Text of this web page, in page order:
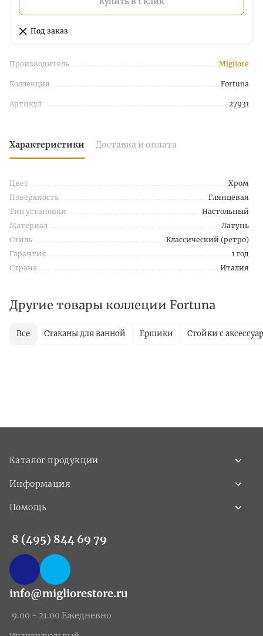
Под заказ
Производитель Migliore
Коллекция Fortuna
Артикул 27931
Характеристики Доставка и оплата
Цвет
Хром
Поверхность
Глянцевая
Тип установки
Настольный
Материал
Латунь
Стиль
Классический (ретро)
Гарантия
1 год
Страна
Италия
Другие товары коллеции Fortuna
Все Стаканы для ванной Ершики Стойки с
Каталог продукции
Информация
Помощь
8 (495) 844 69 79
info@migliorestore.ru
9.00 - 21.00 Ежедневно